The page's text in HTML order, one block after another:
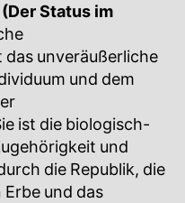
Status im
unveräußerliche
und dem
ist die biologisch-
und
die Republik, die
und das